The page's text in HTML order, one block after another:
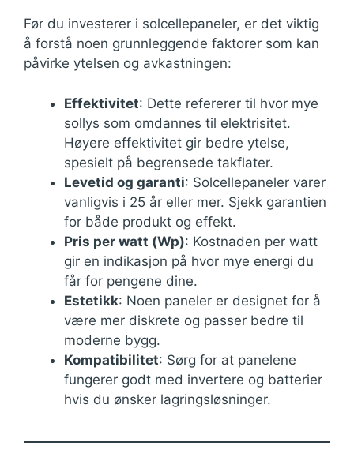
Før du investerer i solcellepaneler, er det viktig
å forstå noen grunnleggende faktorer som kan
påvirke ytelsen og avkastningen:
Effektivitet: Dette refererer til hvor mye
sollys som omdannes til elektrisitet.
Høyere effektivitet gir bedre ytelse,
spesielt på begrensede takflater.
Levetid og garanti: Solcellepaneler varer
vanligvis i 25 år eller mer. Sjekk garantien
for både produkt og effekt.
Pris per watt (Wp): Kostnaden per watt
gir en indikasjon på hvor mye energi du
får for pengene dine.
Estetikk: Noen paneler er designet for å
være mer diskrete og passer bedre til
moderne bygg.
Kompatibilitet: Sørg for at panelene
fungerer godt med invertere og batterier
hvis du ønsker lagringsløsninger.